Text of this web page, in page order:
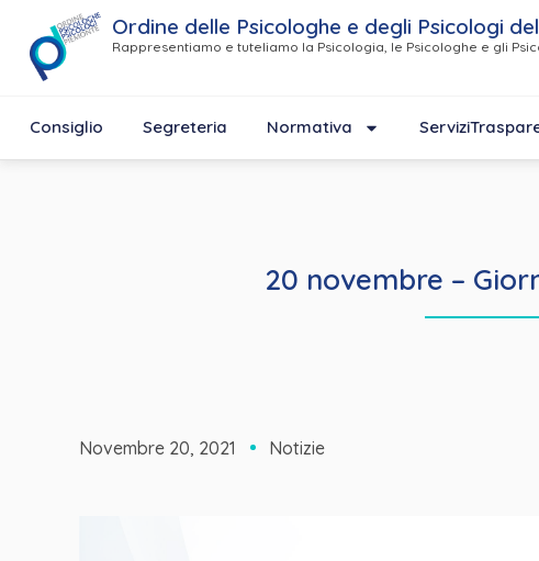
Ordine delle Psicologhe e degli Psicologi
Rappresentiamo e tuteliamo la Psicologia, le Psicologhe e gli
Consiglio Segreteria Normativa Servizi
20 novembre –
Novembre 20, 2021 Notizie